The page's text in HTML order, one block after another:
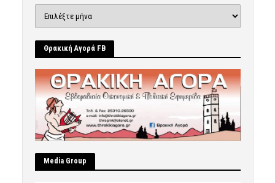
Θρακική Αγορά FB
Μedia Group